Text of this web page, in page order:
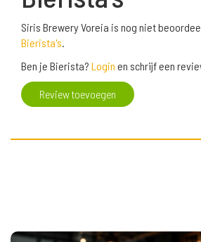
Siris Brewery Voreia is nog niet
Bierista's.
Ben je Bierista? Login en schrijf een
Review toevoegen